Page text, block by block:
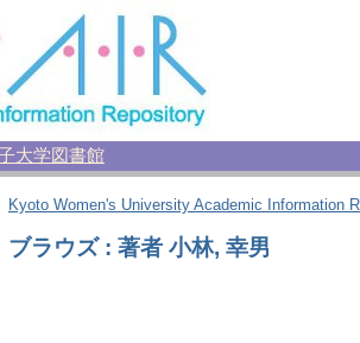
大学図書館
Kyoto Women's University Academic Information
ブラウズ : 著者 小林, 幸男